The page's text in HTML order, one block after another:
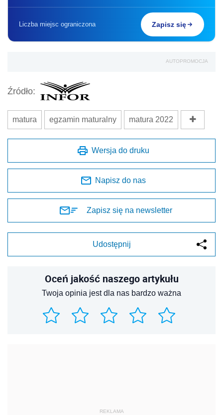
Liczba miejsc ograniczona Zapisz się
AUTOPROMOCJA
Źródło:
matura egzamin maturalny matura 2022
Wersja do druku
Napisz do nas
Zapisz się na newsletter
Udostępnij
Oceń jakość naszego artykułu
Twoja opinia jest dla nas bardzo ważna
REKLAMA